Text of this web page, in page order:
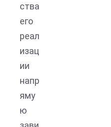
ства
его
реал
изац
ии
напр
яму
ю